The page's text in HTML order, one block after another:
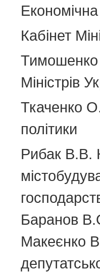
Кабінет
Тимошенко
Міністрів
Ткаченко
політики
Рибак В.В.
Баранов
Макеєнко